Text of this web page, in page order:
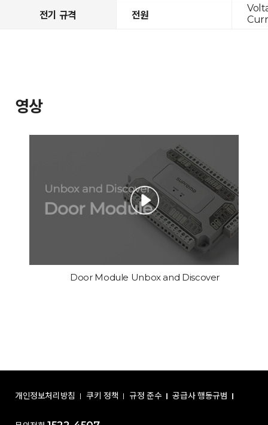
전기 규격 전원
영상
Door Module Unbox and Discover
개인정보처리방침 쿠키 정책 규정 준수 공급사 행동규범